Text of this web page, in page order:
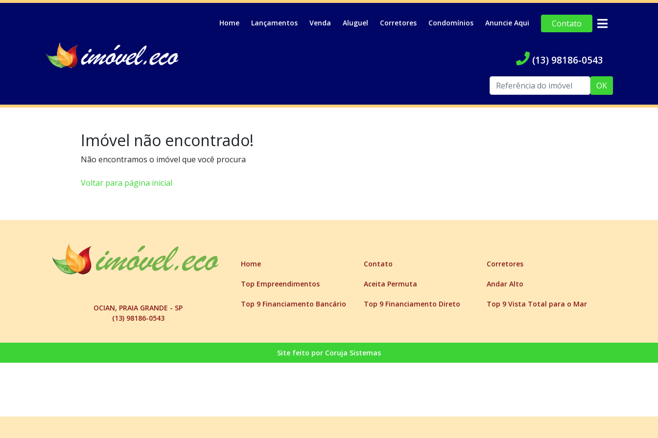
Home Lançamentos Venda Aluguel Corretores Condomínios Anuncie Aqui Contato
(13) 98186-0543
OK
Imóvel não encontrado!
Não encontramos o imóvel que você procura
Voltar para página inicial
OCIAN, PRAIA GRANDE - SP
(13) 98186-0543
Home Contato Corretores
Top Empreendimentos Aceita Permuta Andar Alto
Top 9 Financiamento Bancário Top 9 Financiamento Direto Top 9 Vista Total para o Mar
Site feito por Coruja Sistemas